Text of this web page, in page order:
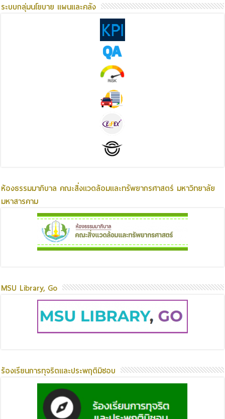
ระบบกลุ่มนโยบาย แผนและคลัง
ห้องธรรมมาภิบาล คณะสิ่งแวดล้อมและทรัพยากรศาสตร์ มหาวิทยาลัย
มหาสารคาม
MSU Library, Go
ร้องเรียนการทุจริตและประพฤติมิชอบ